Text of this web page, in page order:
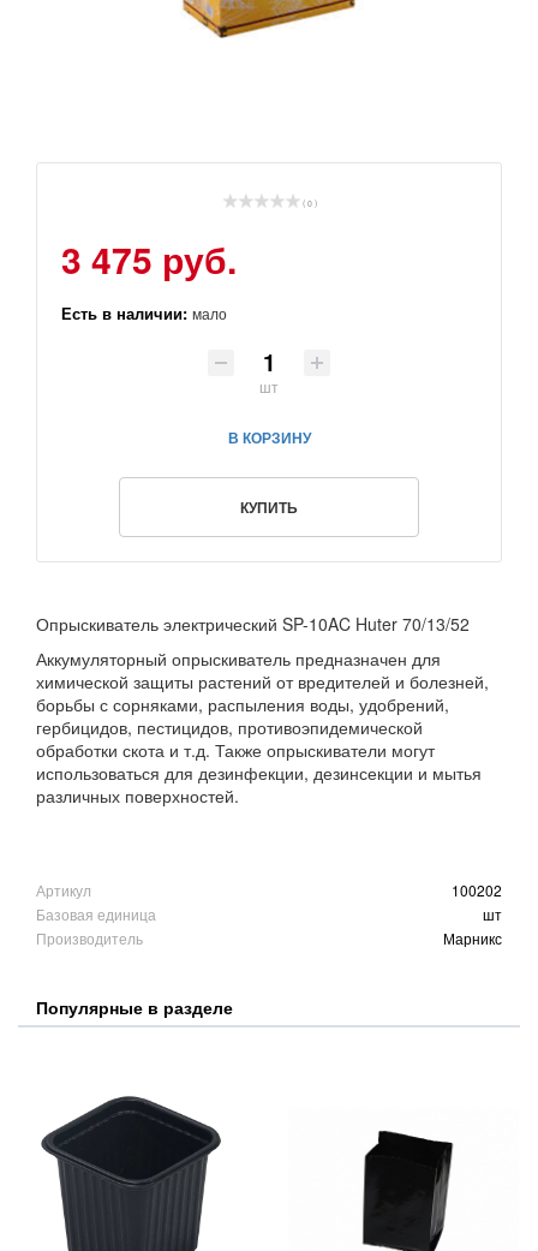
( 0 )
3 475 руб.
Есть в наличии: мало
шт
В КОРЗИНУ
КУПИТЬ
Опрыскиватель электрический SP-10AC Huter 70/13/52
Аккумуляторный опрыскиватель предназначен для
химической защиты растений от вредителей и болезней,
борьбы с сорняками, распыления воды, удобрений,
гербицидов, пестицидов, противоэпидемической
обработки скота и т.д. Также опрыскиватели могут
использоваться для дезинфекции, дезинсекции и мытья
различных поверхностей.
Артикул
100202
Базовая единица
шт
Производитель
Марникс
Популярные в разделе